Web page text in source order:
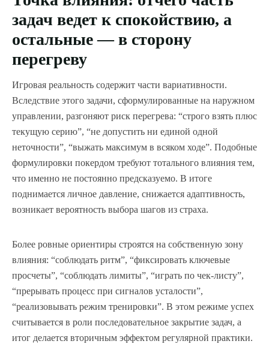
задач ведет к спокойствию, а
остальные — в сторону
перегреву
Игровая реальность содержит части вариативности.
Вследствие этого задачи, сформулированные на наружном
управлении, разгоняют риск перегрева: “строго взять плюс
текущую серию”, “не допустить ни единой одной
неточности”, “выжать максимум в всяком ходе”. Подобные
формулировки покердом требуют тотального влияния тем,
что именно не постоянно предсказуемо. В итоге
поднимается личное давление, снижается адаптивность,
возникает вероятность выбора шагов из страха.
Более ровные ориентиры строятся на собственную зону
влияния: “соблюдать ритм”, “фиксировать ключевые
просчеты”, “соблюдать лимиты”, “играть по чек-листу”,
“прерывать процесс при сигналов усталости”,
“реализовывать режим тренировки”. В этом режиме успех
считывается в роли последовательное закрытие задач, а
итог делается вторичным эффектом регулярной практики.